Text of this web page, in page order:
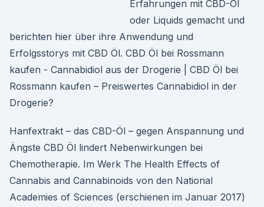
Erfahrungen mit CBD-Öl
oder Liquids gemacht und
berichten hier über ihre Anwendung und
Erfolgsstorys mit CBD Öl. CBD Öl bei Rossmann
kaufen - Cannabidiol aus der Drogerie | CBD Öl bei
Rossmann kaufen – Preiswertes Cannabidiol in der
Drogerie?
Hanfextrakt – das CBD-Öl – gegen Anspannung und
Ängste CBD Öl lindert Nebenwirkungen bei
Chemotherapie. Im Werk The Health Effects of
Cannabis and Cannabinoids von den National
Academies of Sciences (erschienen im Januar 2017)